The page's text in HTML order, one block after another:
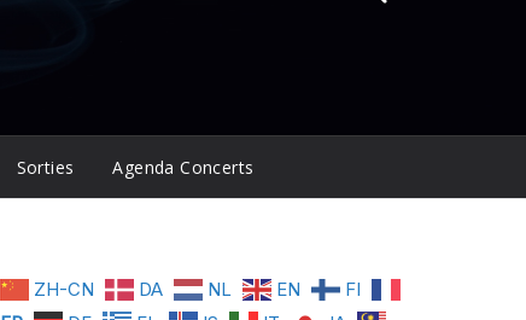
Sorties Agenda Concerts
ZH-CN DA NL EN
FI